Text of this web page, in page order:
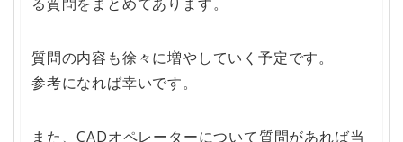
質問の内容も徐々に増やしていく予定です。
参考になれば幸いです。
また、CADオペレーターについて質問があれば当